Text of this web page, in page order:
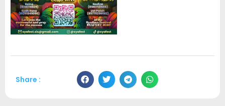
Share :